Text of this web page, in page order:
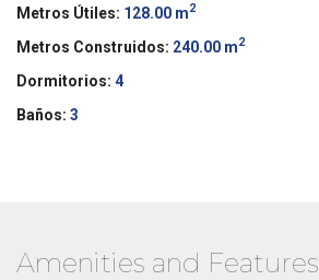
Metros Útiles: 128.00 m2
Metros Construidos: 240.00 m2
Dormitorios: 4
Baños: 3
Amenities and Features